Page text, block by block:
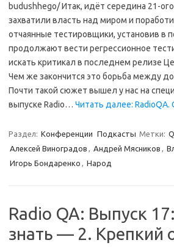
budushhego/ Итак, идёт середина 21-
захватили власть над миром и
отчаянные тестировщики, установив в
продолжают вести регрессионное
искать критикал в последнем релизе
Чем же закончится это борьба между
Почти такой сюжет вышел у нас на
выпуске Radio… Читать далее: RadioQA.
Раздел: Конференции Подкасты Метки:
Алексей Виноградов , Андрей Мясников ,
Игорь Бондаренко , Народ
Radio QA: Выпуск
знать — 2. Крепкий